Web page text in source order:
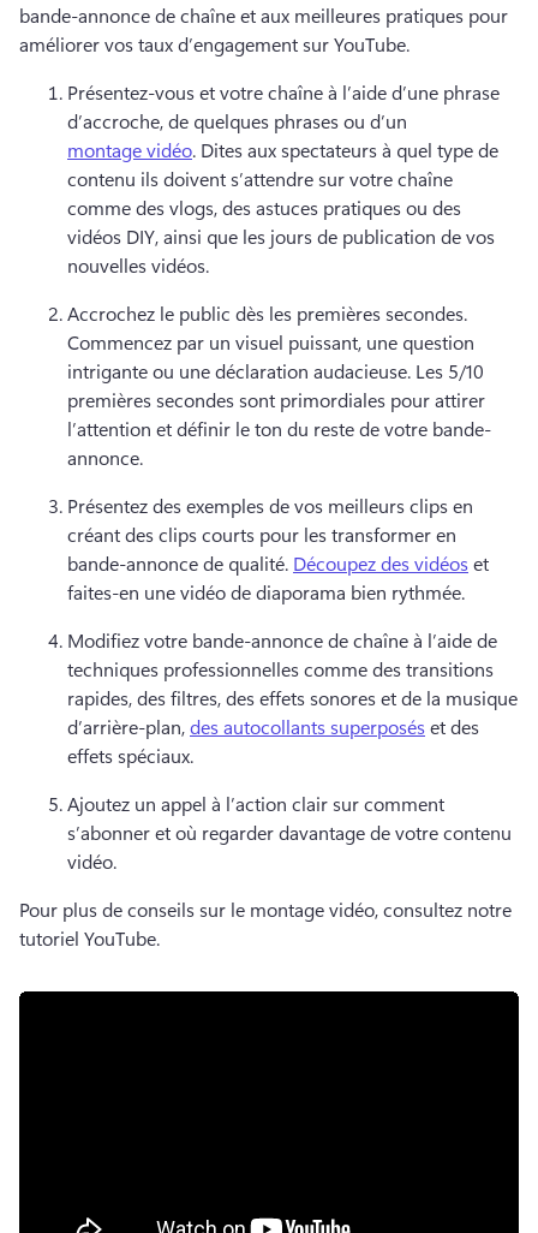
bande-annonce de chaîne et aux meilleures pratiques pour
améliorer vos taux d’engagement sur YouTube.
Présentez-vous et votre chaîne à l’aide d’une phrase
d’accroche, de quelques phrases ou d’un
montage vidéo. Dites aux spectateurs à quel type de
contenu ils doivent s’attendre sur votre chaîne
comme des vlogs, des astuces pratiques ou des
vidéos DIY, ainsi que les jours de publication de vos
nouvelles vidéos.
Commencez par un visuel puissant, une question
intrigante ou une déclaration audacieuse. Les 5/10
premières secondes sont primordiales pour attirer
l’attention et définir le ton du reste de votre bande-
annonce.
Présentez des exemples de vos meilleurs clips en
créant des clips courts pour les transformer en
bande-annonce de qualité. Découpez des vidéos et
faites-en une vidéo de diaporama bien rythmée.
Modifiez votre bande-annonce de chaîne à l’aide de
techniques professionnelles comme des transitions
rapides, des filtres, des effets sonores et de la musique
d’arrière-plan, des autocollants superposés et des
effets spéciaux.
Ajoutez un appel à l’action clair sur comment
s’abonner et où regarder davantage de votre contenu
vidéo.
Pour plus de conseils sur le montage vidéo, consultez notre
tutoriel YouTube.